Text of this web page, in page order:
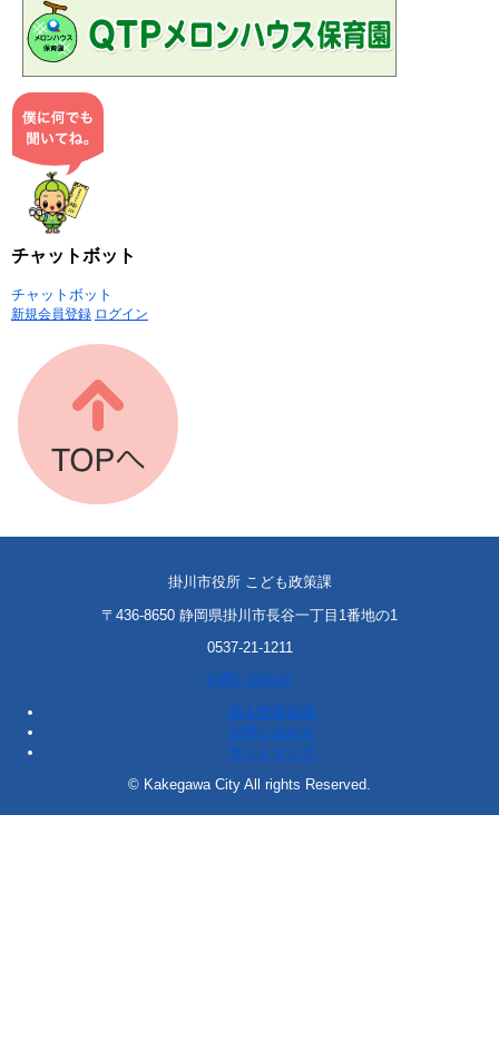
チャットボット
チャットボット
新規会員登録 ログイン
掛川市役所 こども政策課
〒436-8650 静岡県掛川市長谷一丁目1番地の1
0537-21-1211
お問い合わせ
個人情報保護
お問い合わせ
サイトマップ
© Kakegawa City All rights Reserved.